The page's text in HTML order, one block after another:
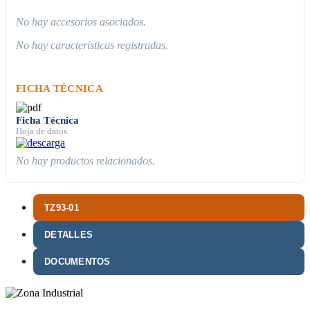
TZ93-01
DETALLES
DOCUMENTOS
No hay accesorios asociados.
No hay características registradas.
FICHA TÉCNICA
Ficha Técnica
Hoja de datos
No hay productos relacionados.